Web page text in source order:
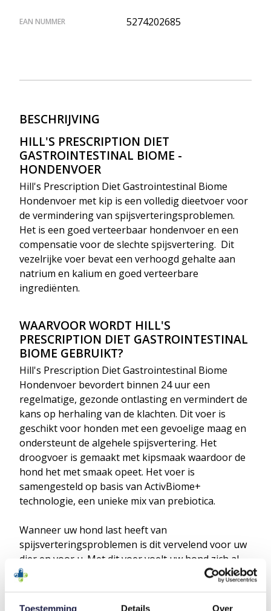
Toestemming Details Over
EAN NUMMER 5274202685
BESCHRIJVING
HILL'S PRESCRIPTION DIET
GASTROINTESTINAL BIOME -
HONDENVOER
Hill's Prescription Diet Gastrointestinal Biome
Hondenvoer met kip is een volledig dieetvoer voor
de vermindering van spijsverteringsproblemen.
Het is een goed verteerbaar hondenvoer en een
compensatie voor de slechte spijsvertering. Dit
vezelrijke voer bevat een verhoogd gehalte aan
natrium en kalium en goed verteerbare
ingrediënten.
WAARVOOR WORDT HILL'S
PRESCRIPTION DIET GASTROINTESTINAL
BIOME GEBRUIKT?
Hill's Prescription Diet Gastrointestinal Biome
Hondenvoer bevordert binnen 24 uur een
regelmatige, gezonde ontlasting en vermindert de
kans op herhaling van de klachten. Dit voer is
geschikt voor honden met een gevoelige maag en
ondersteunt de algehele spijsvertering. Het
droogvoer is gemaakt met kipsmaak waardoor de
hond het met smaak opeet. Het voer is
samengesteld op basis van ActivBiome+
technologie, een unieke mix van prebiotica.
Wanneer uw hond last heeft van
spijsverteringsproblemen is dit vervelend voor uw
dier en voor u. Met dit voer voelt uw hond zich al
gauw beter, doordat dit voer het unieke